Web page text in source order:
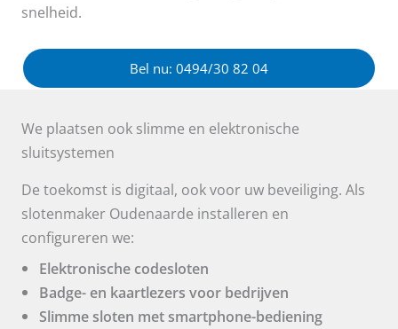
snelheid.
Bel nu: 0494/30 82 04
We plaatsen ook slimme en elektronische
sluitsystemen
De toekomst is digitaal, ook voor uw beveiliging. Als
slotenmaker Oudenaarde installeren en
configureren we:
Elektronische codesloten
Badge- en kaartlezers voor bedrijven
Slimme sloten met smartphone-bediening